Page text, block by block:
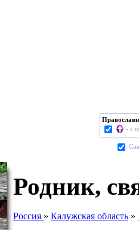
- с
Родник,
Россия » Калужская область »